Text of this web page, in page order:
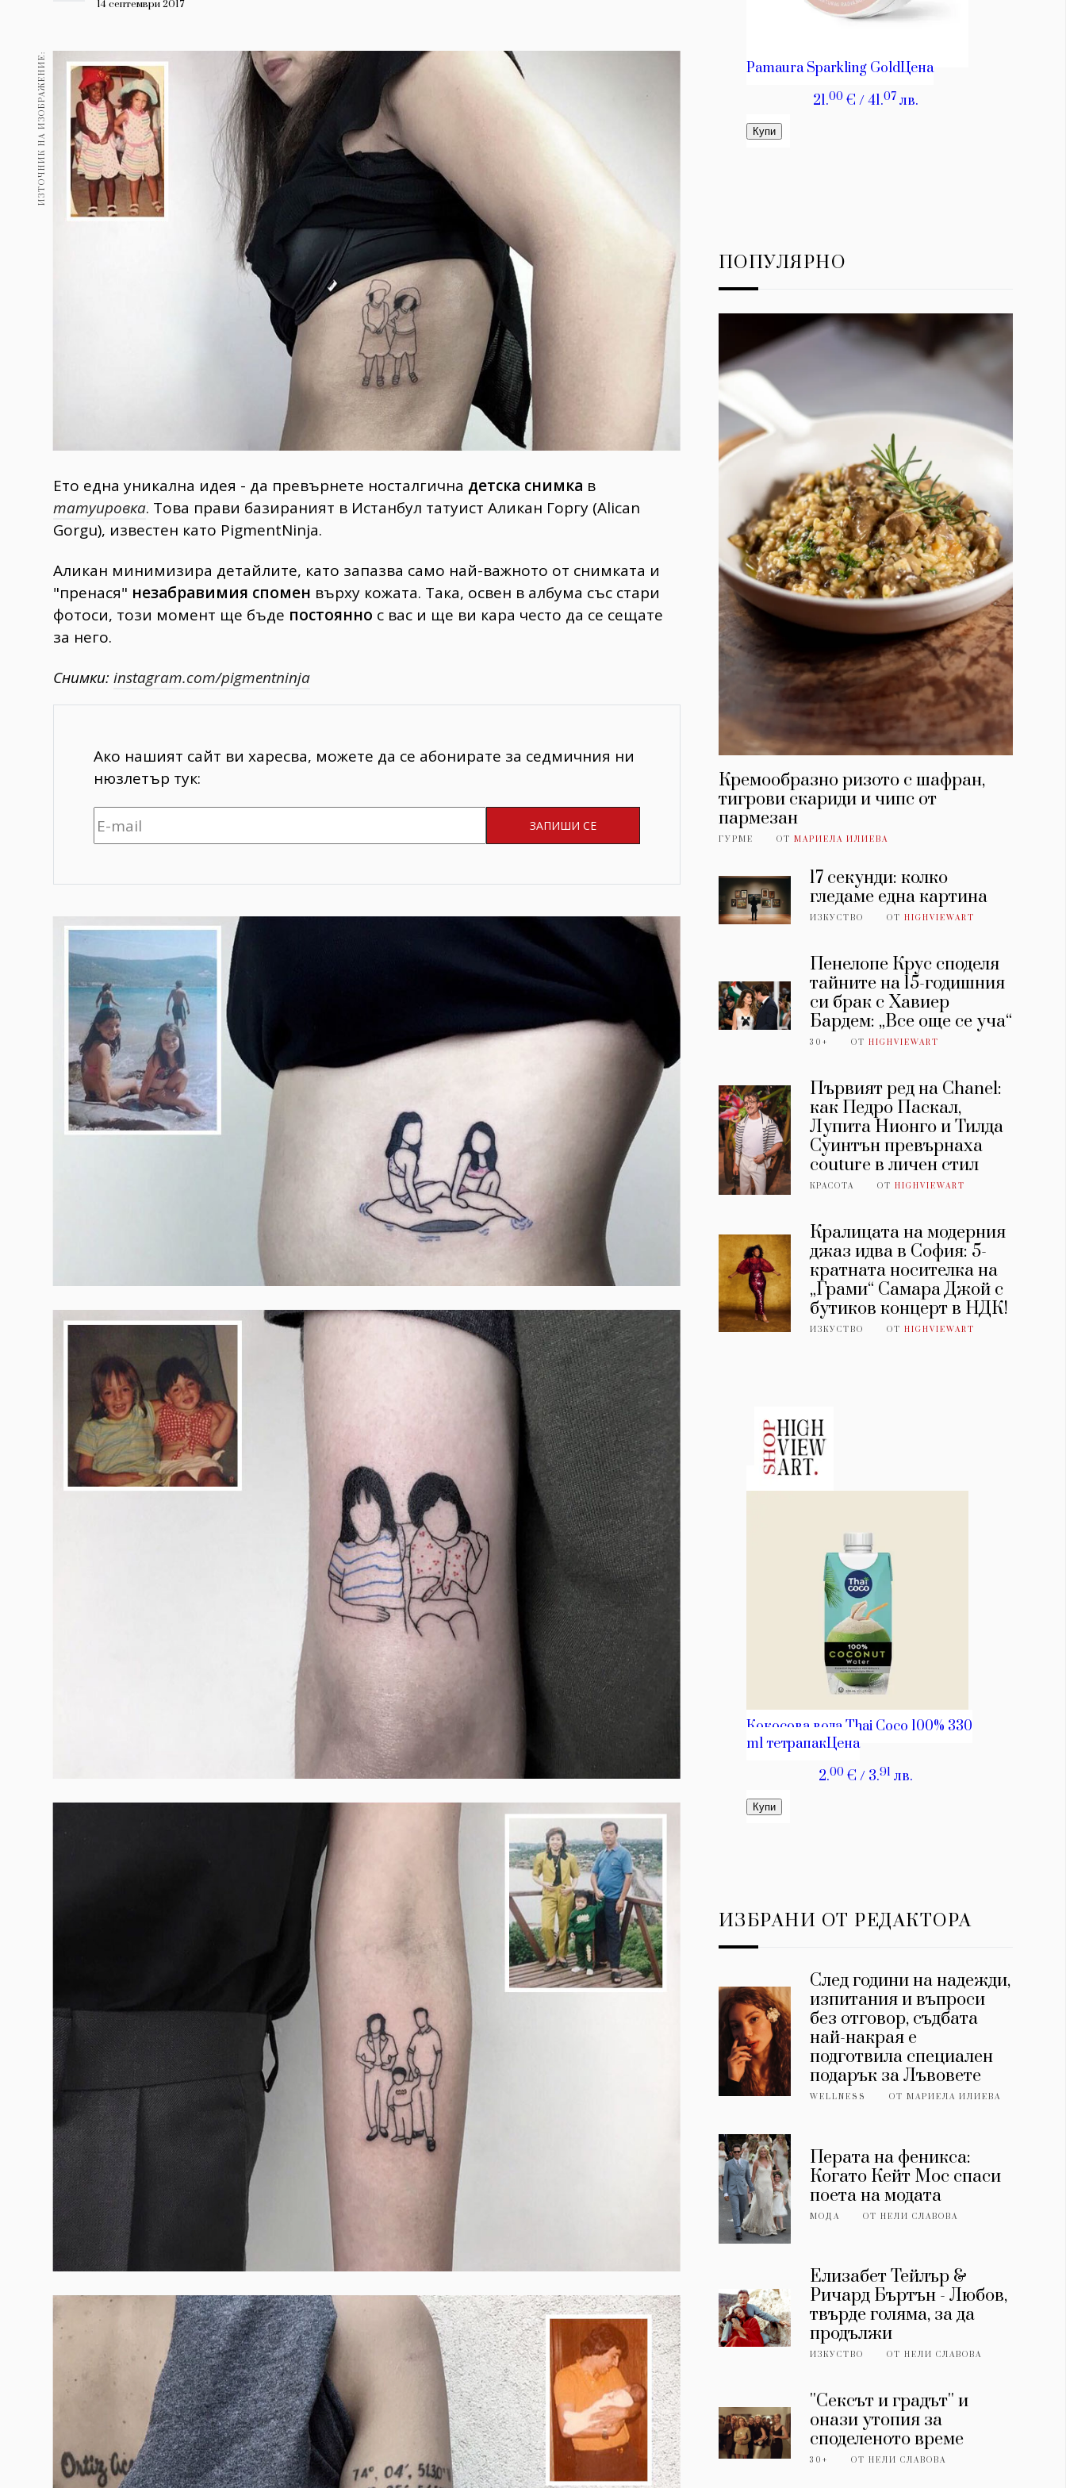
Здраве 389
Gentlemen
Wellness 1817
14 септември 2017
ИЗТОЧНИК НА ИЗОБРАЖЕНИЕ:
Ето една уникална идея - да превърнете носталгична детска снимка в
татуировка. Това прави базираният в Истанбул татуист Аликан Горгу (Alican
Gorgu), известен като PigmentNinja.
Аликан минимизира детайлите, като запазва само най-важното от снимката и
"пренася" незабравимия спомен върху кожата. Така, освен в албума със стари
фотоси, този момент ще бъде постоянно с вас и ще ви кара често да се сещате
за него.
Снимки: instagram.com/pigmentninja
Ако нашият сайт ви харесва, можете да се абонирате за седмичния ни
нюзлетър тук:
ПОПУЛЯРНО
Кремообразно ризото с шафран,
тигрови скариди и чипс от
пармезан
ГУРМЕ ОТ МАРИЕЛА ИЛИЕВА
17 секунди: колко
гледаме една картина
ИЗКУСТВО ОТHIGHVIEWART
Пенелопе Крус споделя
тайните на 15-годишния
си брак с Хавиер
Бардем: „Все още се уча“
30+ ОТHIGHVIEWART
Първият ред на Chanel:
как Педро Паскал,
Лупита Нионго и Тилда
Суинтън превърнаха
couture в личен стил
КРАСОТА ОТHIGHVIEWART
Кралицата на модерния
джаз идва в София: 5-
кратната носителка на
„Грами“ Самара Джой с
бутиков концерт в НДК!
ИЗКУСТВО ОТHIGHVIEWART
ИЗБРАНИ ОТ РЕДАКТОРА
След години на надежди,
изпитания и въпроси
без отговор, съдбата
най-накрая е
подготвила специален
подарък за Лъвовете
WELLNESS ОТМАРИЕЛА ИЛИЕВА
Перата на феникса:
Когато Кейт Мос спаси
поета на модата
МОДА ОТНЕЛИ СЛАВОВА
Елизабет Тейлър &
Ричард Бъртън - Любов,
твърде голяма, за да
продължи
ИЗКУСТВО ОТНЕЛИ СЛАВОВА
''Сексът и градът'' и
онази утопия за
споделеното време
30+ ОТНЕЛИ СЛАВОВА